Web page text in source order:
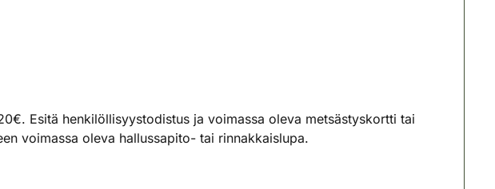
Esitä henkilöllisyystodistus ja voimassa oleva metsästyskortti tai
voimassa oleva hallussapito- tai rinnakkaislupa.